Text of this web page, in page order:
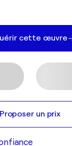
cette œuvre
Proposer un prix